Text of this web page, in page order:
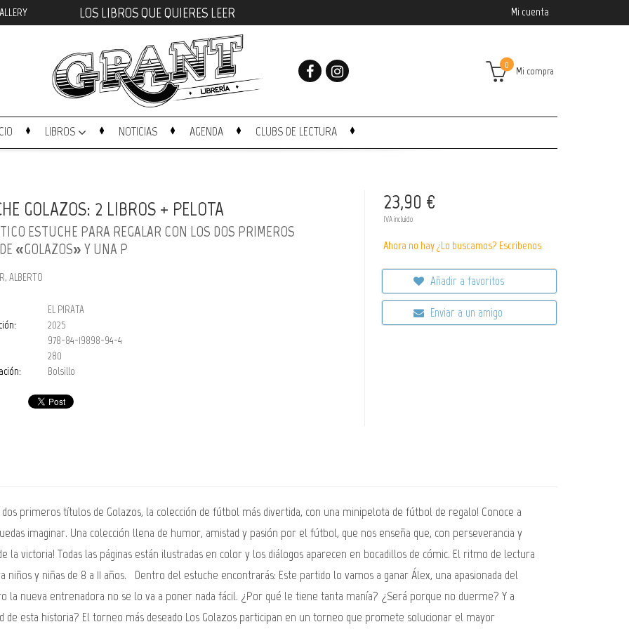
Mi cuenta
LOS LIBROS QUE QUIERES LEER
Mi compra
0
LIBROS NOTICIAS AGENDA CLUBS DE LECTURA
GOLAZOS: 2 LIBROS + PELOTA
ESTUCHE PARA REGALAR CON LOS DOS PRIMEROS
«GOLAZOS» Y UNA P
ALBERTO
EL PIRATA
2025
978-84-19898-94-4
280
Bolsillo
23,90 €
IVA incluido
Ahora no hay ¿Lo buscamos? Escribenos
Añadir a favoritos
Enviar a un amigo
primeros títulos de Golazos, la colección de fútbol más divertida, con una minipelota de fútbol de regalo! Conoce a
imaginar. Una colección llena de humor, amistad y pasión por el fútbol, que nos enseña que, con perseverancia y
la victoria! Todas las páginas están ilustradas en color y los diálogos aparecen en bocadillos de cómic. El ritmo de lectura
y niñas de 8 a 11 años. Dentro del estuche encontrarás: Este partido lo vamos a ganar Álex, una apasionada del
la nueva entrenadora no se lo va a poner nada fácil. ¿Por qué le tiene tanta manía? ¿Será porque no duerme? Y a
de esta historia? El torneo más deseado Los Golazos participan en un torneo que promete solucionar el mayor